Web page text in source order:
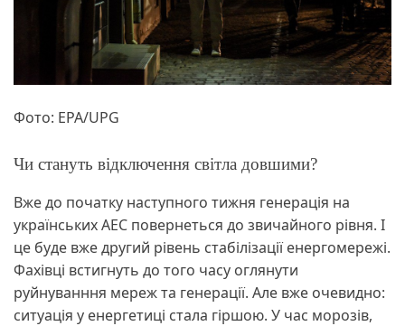
Фото: EPA/UPG
Чи стануть відключення світла довшими?
Вже до початку наступного тижня генерація на
українських АЕС повернеться до звичайного рівня. І
це буде вже другий рівень стабілізації енергомережі.
Фахівці встигнуть до того часу оглянути
руйнуванння мереж та генерації. Але вже очевидно:
ситуація у енергетиці стала гіршою. У час морозів,